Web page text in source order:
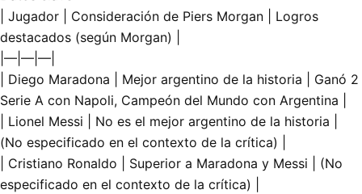
| Jugador | Consideración de Piers Morgan | Logros
destacados (según Morgan) |
|—|—|—|
| Diego Maradona | Mejor argentino de la historia | Ganó 2
Serie A con Napoli, Campeón del Mundo con Argentina |
| Lionel Messi | No es el mejor argentino de la historia |
(No especificado en el contexto de la crítica) |
| Cristiano Ronaldo | Superior a Maradona y Messi | (No
especificado en el contexto de la crítica) |